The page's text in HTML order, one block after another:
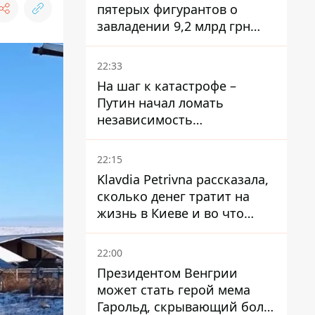
пятерых фигурантов о
завладении 9,2 млрд грн
ПриватБанка направили в
суд
22:33
На шаг к катастрофе –
Путин начал ломать
независимость
собственного Центробанка,
заставив снизить базовую
ставку
22:15
Klavdia Petrivna рассказала,
сколько денег тратит на
жизнь в Киеве и во что
вкладывает миллионы
22:00
Президентом Венгрии
может стать герой мема
Гарольд, скрывающий боль